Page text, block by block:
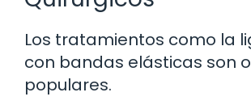
Los tratamientos como la
con bandas elásticas son
populares.